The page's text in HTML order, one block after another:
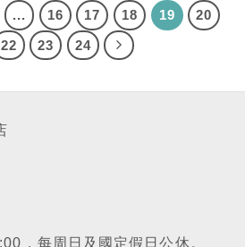
... 16 17 18 19
20
22 23 24
，每周日及國定假日公休。